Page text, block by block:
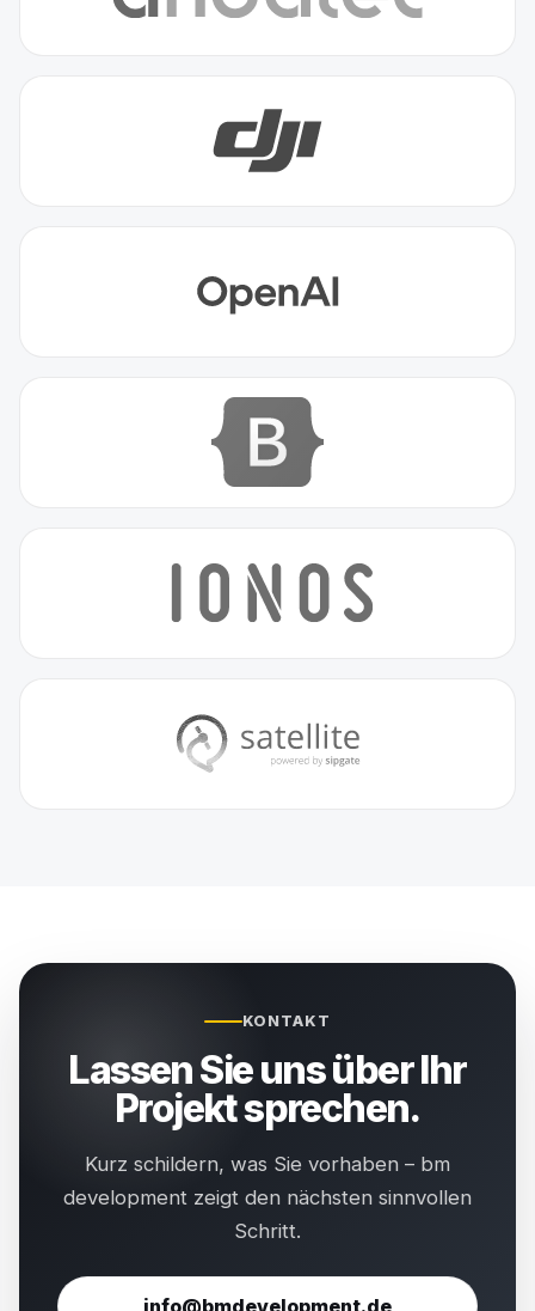
KONTAKT
Lassen Sie uns über Ihr
Projekt sprechen.
Kurz schildern, was Sie vorhaben – bm
development zeigt den nächsten sinnvollen
Schritt.